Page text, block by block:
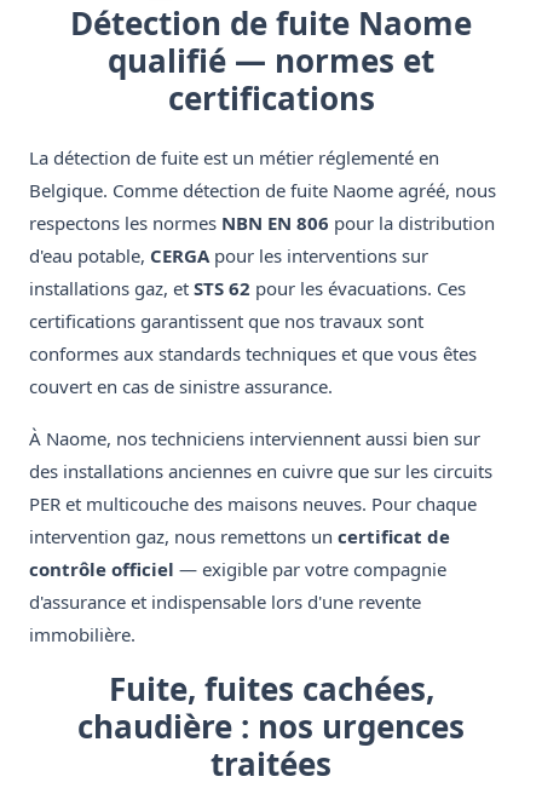
Détection de fuite Naome
qualifié — normes et
certifications
La détection de fuite est un métier réglementé en
Belgique. Comme détection de fuite Naome agréé, nous
respectons les normes NBN EN 806 pour la distribution
d'eau potable, CERGApour les interventions sur
installations gaz, et STS 62 pour les évacuations. Ces
certifications garantissent que nos travaux sont
conformes aux standards techniques et que vous êtes
couvert en cas de sinistre assurance.
À Naome, nos techniciens interviennent aussi bien sur
des installations anciennes en cuivre que sur les circuits
PER et multicouche des maisons neuves. Pour chaque
intervention gaz, nous remettons un certificat de
contrôle officiel — exigible par votre compagnie
d'assurance et indispensable lors d'une revente
immobilière.
Fuite, fuites cachées,
chaudière : nos urgences
traitées